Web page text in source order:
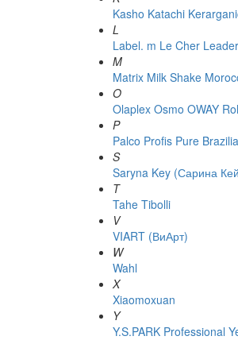
Kasho Katachi
L
Label. m Le Cher Leader
M
Matrix Milk Shake
O
Olaplex Osmo OWAY
P
Palco Profis Pure
S
Saryna Key (Сарина
T
Tahe Tibolli
V
VIART (ВиАрт)
W
Wahl
X
Xiaomoxuan
Y
Y.S.PARK Professional